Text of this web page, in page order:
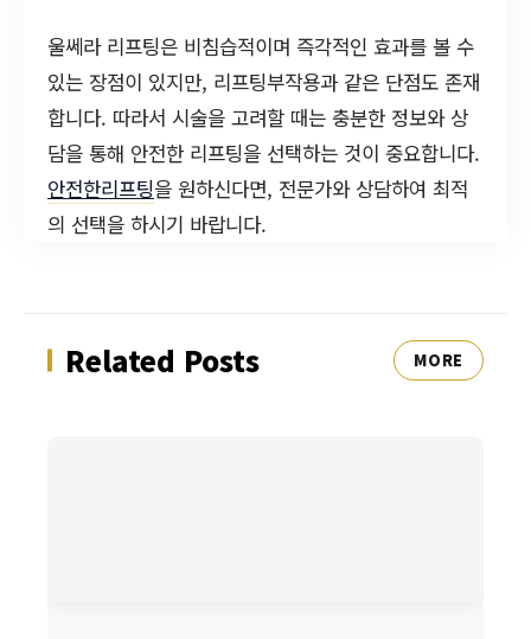
울쎄라 리프팅은 비침습적이며 즉각적인 효과를 볼 수
있는 장점이 있지만, 리프팅부작용과 같은 단점도 존재
합니다. 따라서 시술을 고려할 때는 충분한 정보와 상
담을 통해 안전한 리프팅을 선택하는 것이 중요합니다.
안전한리프팅을 원하신다면, 전문가와 상담하여 최적
의 선택을 하시기 바랍니다.
Related Posts MORE